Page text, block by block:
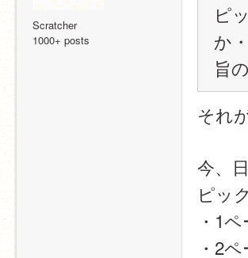
Scratcher
1000+ posts
ピ
か
旨
それ
今、
ピッ
・1
・2